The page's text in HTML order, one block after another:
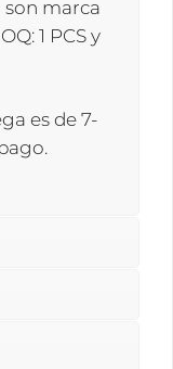
marca
1 PCS y
es de 7-